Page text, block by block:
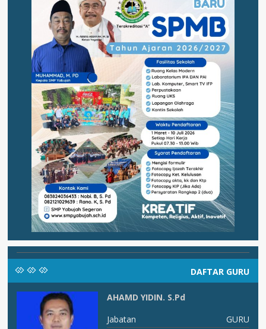
DAFTAR GURU
AHAMD YIDIN. S.Pd
Jabatan
GURU